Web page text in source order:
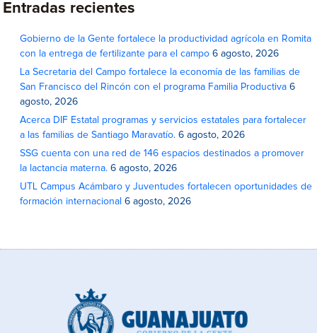
Entradas recientes
Gobierno de la Gente fortalece la productividad agrícola en Romita
con la entrega de fertilizante para el campo 6 agosto, 2026
La Secretaria del Campo fortalece la economía de las familias de
San Francisco del Rincón con el programa Familia Productiva 6
agosto, 2026
Acerca DIF Estatal programas y servicios estatales para fortalecer
a las familias de Santiago Maravatío. 6 agosto, 2026
SSG cuenta con una red de 146 espacios destinados a promover
la lactancia materna. 6 agosto, 2026
UTL Campus Acámbaro y Juventudes fortalecen oportunidades de
formación internacional 6 agosto, 2026